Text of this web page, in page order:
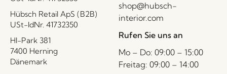
Hübsch Retail ApS (B2B)
USt-IdNr. 41732350
HI-Park 381
7400 Herning
Dänemark
shop@hubsch-
interior.com
Rufen Sie uns an
Mo – Do: 09:00 – 15:00
Freitag: 09:00 – 14:00